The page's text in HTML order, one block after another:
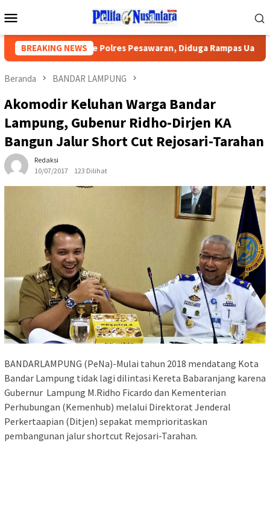
ke
Mobile
BREAKING NEWS
Dilaporkan Ke Polres Pesawaran, Diduga Rampas Uang
Beranda BANDAR LAMPUNG
Akomodir Keluhan Warga Bandar
Lampung, Gubenur Ridho-Dirjen KA
Bangun Jalur Short Cut Rejosari-Tarahan
Redaksi
10/07/2017
123 Dilihat
BANDARLAMPUNG (PeNa)-Mulai tahun 2018 mendatang Kota
Bandar Lampung tidak lagi dilintasi Kereta Babaranjang karena
Gubernur Lampung M.Ridho Ficardo dan Kementerian
Perhubungan (Kemenhub) melalui Direktorat Jenderal
Perkertaapian (Ditjen) sepakat memprioritaskan
pembangunan jalur shortcut Rejosari-Tarahan.